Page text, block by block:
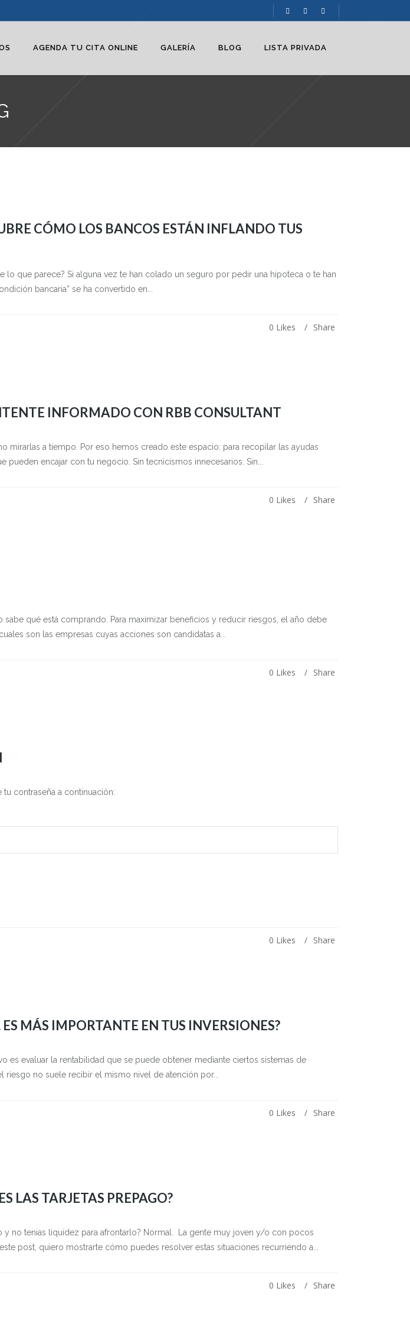
AGENDA TU CITA ONLINE GALERÍA BLOG LISTA PRIVADA
CÓMO LOS BANCOS ESTÁN INFLANDO TUS
lo que parece? Si alguna vez te han colado un seguro por pedir una hipoteca o te han
bancaria” se ha convertido en...
Share
0 Likes
INFORMADO CON RBB CONSULTANT
mirarlas a tiempo. Por eso hemos creado este espacio: para recopilar las ayudas
encajar con tu negocio. Sin tecnicismos innecesarios. Sin...
Share
0 Likes
qué está comprando. Para maximizar beneficios y reducir riesgos, el año debe
son las empresas cuyas acciones son candidatas a...
Share
0 Likes
contraseña a continuación:
Share
0 Likes
MÁS IMPORTANTE EN TUS INVERSIONES?
es evaluar la rentabilidad que se puede obtener mediante ciertos sistemas de
no suele recibir el mismo nivel de atención por...
Share
0 Likes
LAS TARJETAS PREPAGO?
y no tenias liquidez para afrontarlo? Normal. La gente muy joven y/o con pocos
post, quiero mostrarte cómo puedes resolver estas situaciones recurriendo a...
Share
0 Likes